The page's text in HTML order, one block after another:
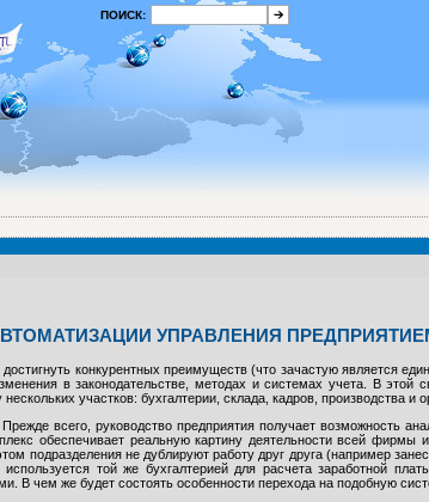
ПОИСК:
УПРАВЛЕНИЯ
конкурентных преимуществ (что зачастую является
в законодательстве, методах и системах учета. В этой
участков: бухгалтерии, склада, кадров, производства и
всего, руководство предприятия получает возможность
обеспечивает реальную картину деятельности всей фирмы
подразделения не дублируют работу друг друга (например
той же бухгалтерией для расчета заработной
В чем же будет состоять особенности перехода на подобную